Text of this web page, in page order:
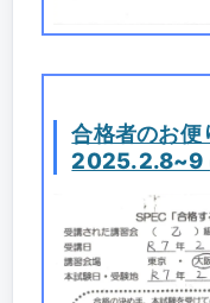
合格者のお便
2025.2.8~9